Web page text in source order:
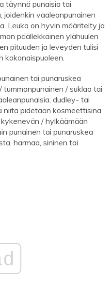
täynnä punaisia ​​tai
vaaleanpunainen
Leuka on hyvin määritelty ja
päällekkäinen ylähuulen
pituuden ja leveyden tulisi
kokonaispuoleen.
tai punaruskea
/ suklaa tai
dudley- tai
pidetään kosmeettisina
/ hylkäämään
punainen tai punaruskea
harmaa, sininen tai